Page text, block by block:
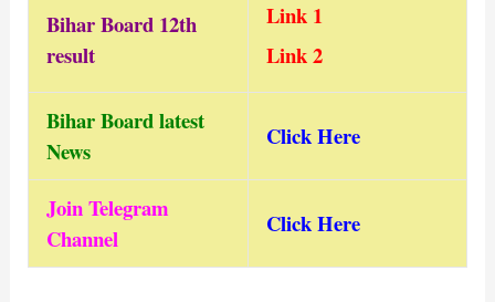
Bihar Board 12th
result
Link 1
Link 2
Bihar Board latest
News
Click Here
Join Telegram
Channel
Click Here